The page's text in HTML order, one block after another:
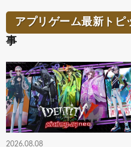
アプリゲーム最新トピ
事
2026.08.08